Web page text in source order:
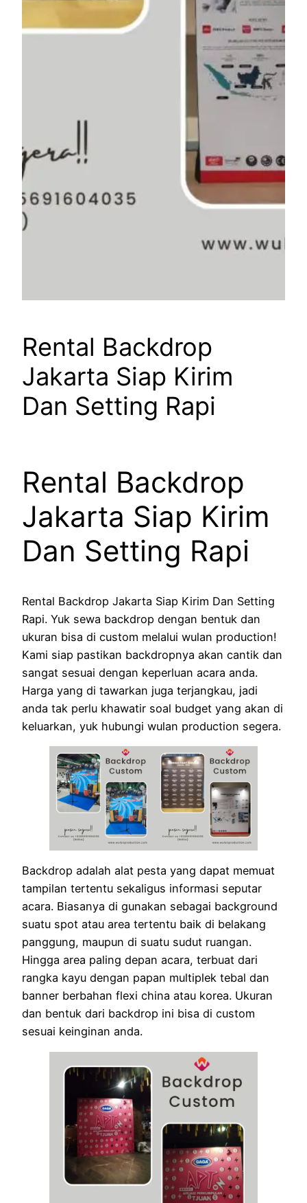
Rental Backdrop
Jakarta Siap Kirim
Dan Setting Rapi
Rental Backdrop
Jakarta Siap Kirim
Dan Setting Rapi
Rental Backdrop Jakarta Siap Kirim Dan Setting
Rapi. Yuk sewa backdrop dengan bentuk dan
ukuran bisa di custom melalui wulan production!
Kami siap pastikan backdropnya akan cantik dan
sangat sesuai dengan keperluan acara anda.
Harga yang di tawarkan juga terjangkau, jadi
anda tak perlu khawatir soal budget yang akan di
keluarkan, yuk hubungi wulan production segera.
Backdrop adalah alat pesta yang dapat memuat
tampilan tertentu sekaligus informasi seputar
acara. Biasanya di gunakan sebagai background
suatu spot atau area tertentu baik di belakang
panggung, maupun di suatu sudut ruangan.
Hingga area paling depan acara, terbuat dari
rangka kayu dengan papan multiplek tebal dan
banner berbahan flexi china atau korea. Ukuran
dan bentuk dari backdrop ini bisa di custom
sesuai keinginan anda.